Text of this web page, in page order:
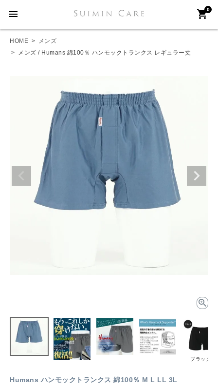
menu 0
shopping_cart
HOME
メンズ
メンズ / Humans 綿100％ ハンモックトランクス レギュラー丈
ブラック
Humans ハンモックトランクス 綿100％ M L LL 3L